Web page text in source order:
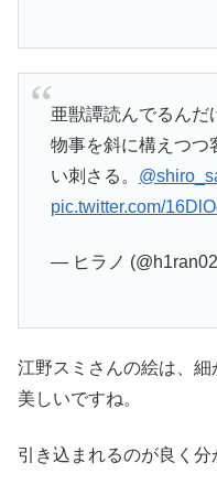
亜獣譚読んでるんだ
物事を斜に構えつつ
い刺さる。
pic.twitter.com/
— ヒラノ
江野スミさんの絵は、細
美しいですね。
引き込まれるのが良く分